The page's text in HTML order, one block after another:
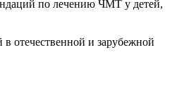
по лечению ЧМТ у детей,
отечественной и зарубежной